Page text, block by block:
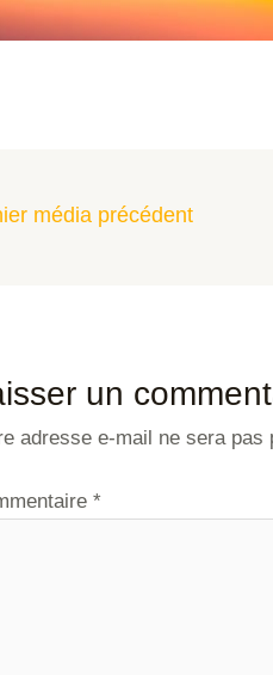
média précédent
un
adresse e-mail ne sera pas
*